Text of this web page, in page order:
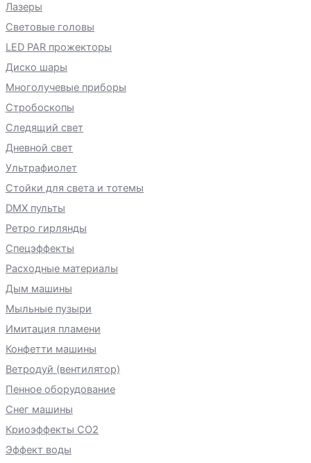
Лазеры
Световые головы
LED PAR прожекторы
Диско шары
Многолучевые приборы
Стробоскопы
Следящий свет
Дневной свет
Ультрафиолет
Стойки для света и тотемы
DMX пульты
Ретро гирлянды
Спецэффекты
Расходные материалы
Дым машины
Мыльные пузыри
Имитация пламени
Конфетти машины
Ветродуй (вентилятор)
Пенное оборудование
Снег машины
Криоэффекты CO2
Эффект воды